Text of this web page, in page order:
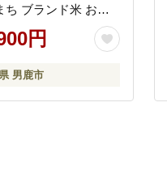
ち ブランド米 お米
米 米どころ 秋田 秋
]
円
男鹿市